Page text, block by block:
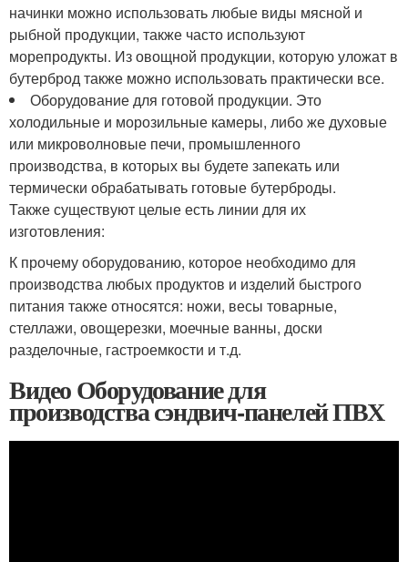
начинки можно использовать любые виды мясной и
рыбной продукции, также часто используют
морепродукты. Из овощной продукции, которую уложат в
бутерброд также можно использовать практически все.
Оборудование для готовой продукции. Это
холодильные и морозильные камеры, либо же духовые
или микроволновые печи, промышленного
производства, в которых вы будете запекать или
термически обрабатывать готовые бутерброды.
Также существуют целые есть линии для их
изготовления:
К прочему оборудованию, которое необходимо для
производства любых продуктов и изделий быстрого
питания также относятся: ножи, весы товарные,
стеллажи, овощерезки, моечные ванны, доски
разделочные, гастроемкости и т.д.
Видео Оборудование для
производства сэндвич-панелей ПВХ